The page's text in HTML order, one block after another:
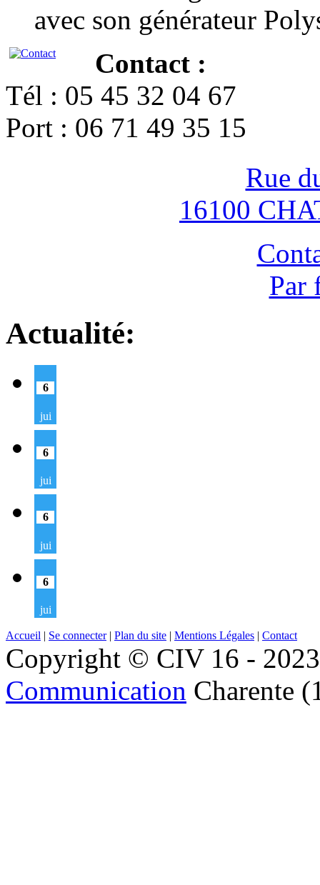
avec son générateur
Contact :
Tél : 05 45 32 04 67
Port : 06 71 49 35 15
Rue
16100
Par
Actualité:
6
jui
6
jui
6
jui
6
jui
Accueil | Se connecter| Plan du site | Mentions Légales | Contact
Copyright © CIV 16 -
Communication Charente